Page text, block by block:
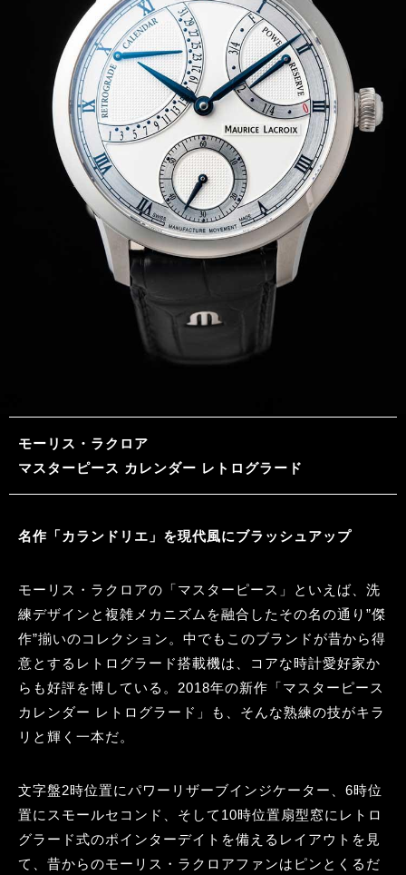
モーリス・ラクロア
マスターピース カレンダー レトログラード
名作「カランドリエ」を現代風にブラッシュアップ
モーリス・ラクロアの「マスターピース」といえば、洗
練デザインと複雑メカニズムを融合したその名の通り”傑
作”揃いのコレクション。中でもこのブランドが昔から得
意とするレトログラード搭載機は、コアな時計愛好家か
らも好評を博している。2018年の新作「マスターピース
カレンダー レトログラード」も、そんな熟練の技がキラ
リと輝く一本だ。
文字盤2時位置にパワーリザーブインジケーター、6時位
置にスモールセコンド、そして10時位置扇型窓にレトロ
グラード式のポインターデイトを備えるレイアウトを見
て、昔からのモーリス・ラクロアファンはピンとくるだ